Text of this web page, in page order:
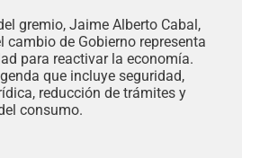
gremio, Jaime Alberto Cabal,
cambio de Gobierno representa
para reactivar la economía.
que incluye seguridad,
reducción de trámites y
consumo.